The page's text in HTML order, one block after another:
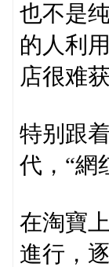
也不是
的人利
店很难
特别跟
代，“網
在淘寶
進行，